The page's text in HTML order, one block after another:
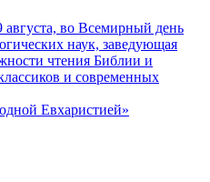
августа, во Всемирный день
наук, заведующая
чтения Библии и
и современных
Евхаристией»